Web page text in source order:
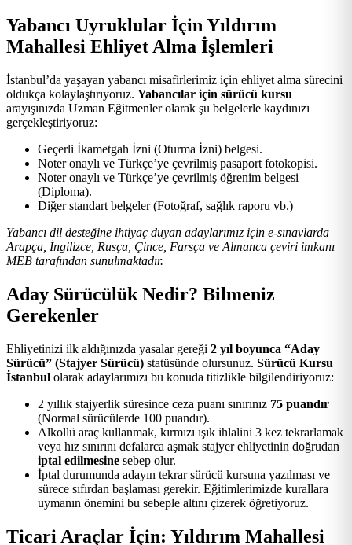
Yabancı Uyruklular İçin Yıldırım
Mahallesi Ehliyet Alma İşlemleri
İstanbul’da yaşayan yabancı misafirlerimiz için ehliyet alma sürecini
oldukça kolaylaştırıyoruz. Yabancılar için sürücü kursu
arayışınızda Uzman Eğitmenler olarak şu belgelerle kaydınızı
gerçekleştiriyoruz:
Geçerli İkametgah İzni (Oturma İzni) belgesi.
Noter onaylı ve Türkçe’ye çevrilmiş pasaport fotokopisi.
Noter onaylı ve Türkçe’ye çevrilmiş öğrenim belgesi
(Diploma).
Diğer standart belgeler (Fotoğraf, sağlık raporu vb.)
Yabancı dil desteğine ihtiyaç duyan adaylarımız için e-sınavlarda
Arapça, İngilizce, Rusça, Çince, Farsça ve Almanca çeviri imkanı
MEB tarafından sunulmaktadır.
Aday Sürücülük Nedir? Bilmeniz
Gerekenler
Ehliyetinizi ilk aldığınızda yasalar gereği 2 yıl boyunca “Aday
Sürücü” (Stajyer Sürücü) statüsünde olursunuz. Sürücü Kursu
İstanbul olarak adaylarımızı bu konuda titizlikle bilgilendiriyoruz:
2 yıllık stajyerlik süresince ceza puanı sınırınız 75 puandır
(Normal sürücülerde 100 puandır).
Alkollü araç kullanmak, kırmızı ışık ihlalini 3 kez tekrarlamak
veya hız sınırını defalarca aşmak stajyer ehliyetinin doğrudan
iptal edilmesine sebep olur.
İptal durumunda adayın tekrar sürücü kursuna yazılması ve
sürece sıfırdan başlaması gerekir. Eğitimlerimizde kurallara
uymanın önemini bu sebeple altını çizerek öğretiyoruz.
Ticari Araçlar İçin: Yıldırım Mahallesi